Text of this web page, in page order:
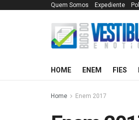
Quem Somos Expediente
HOME ENEM FIES
Home Enem 2017